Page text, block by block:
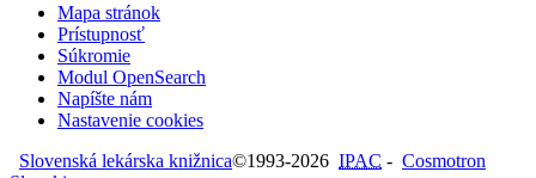
Mapa stránok
Prístupnosť
Súkromie
Modul OpenSearch
Napíšte nám
Nastavenie cookies
Slovenská lekárska knižnica©1993-2026 IPAC - Cosmotron